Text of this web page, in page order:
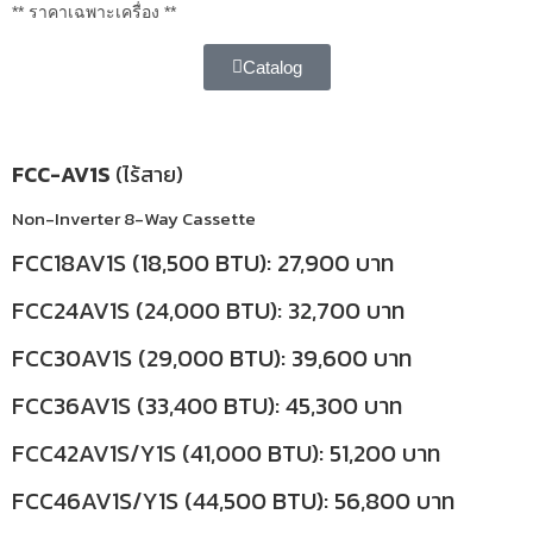
** ราคาเฉพาะเครื่อง **
Catalog
FCC-AV1S (ไร้สาย)
Non-Inverter 8-Way Cassette
FCC18AV1S (18,500 BTU): 27,900 บาท
FCC24AV1S (24,000 BTU): 32,700 บาท
FCC30AV1S (29,000 BTU): 39,600 บาท
FCC36AV1S (33,400 BTU): 45,300 บาท
FCC42AV1S/Y1S (41,000 BTU): 51,200 บาท
FCC46AV1S/Y1S (44,500 BTU): 56,800 บาท